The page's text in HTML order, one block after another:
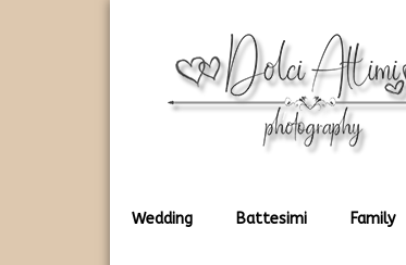
Dolci Attimi
Wedding Battesimi Family